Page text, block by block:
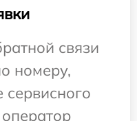
связи
номеру,
сервисного